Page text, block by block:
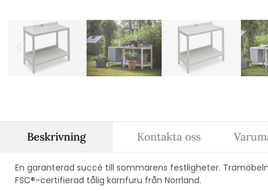
Beskrivning
En garanterad succé till sommarens festligheter.
FSC®-certifierad tålig kärnfuru från Norrland.
Kontakta oss